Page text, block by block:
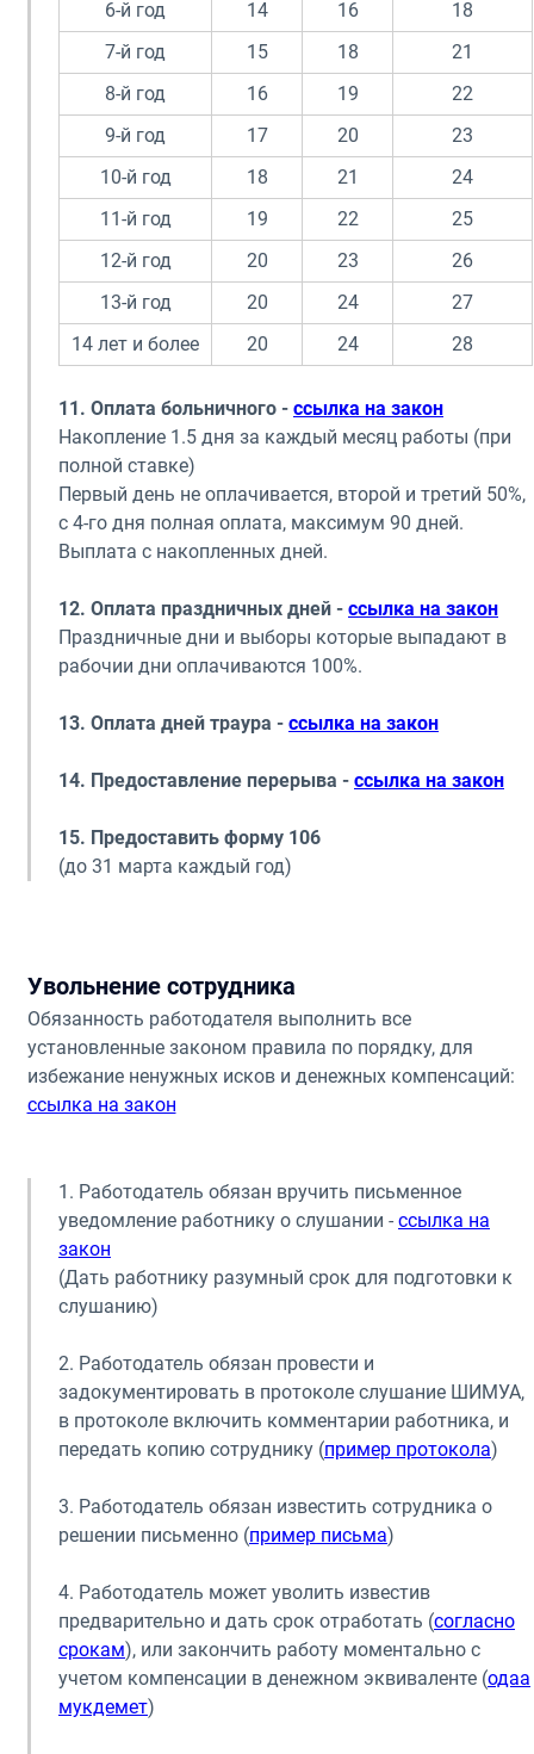
6-й год 14 16
18
7-й год
15 18
21
8-й год
16 19
22
9-й год
17 20
23
10-й год
18 21
24
11-й год
19 22
25
12-й год
20 23
26
13-й год
20 24
27
14 лет и более
20 24 28
11. Оплата больничного - ссылка на закон
Накопление 1.5 дня за каждый месяц работы (при
полной ставке)
Первый день не оплачивается, второй и третий 50%,
с 4-го дня полная оплата, максимум 90 дней.
Выплата с накопленных дней.
12. Оплата праздничных дней - ссылка на закон
Праздничные дни и выборы которые выпадают в
рабочии дни оплачиваются 100%.
13. Оплата дней траура - ссылка на закон
14. Предоставление перерыва - ссылка на закон
15. Предоставить форму 106
(до 31 марта каждый год)
Увольнение сотрудника
Обязанность работодателя выполнить все
установленные законом правила по порядку, для
избежание ненужных исков и денежных компенсаций:
ссылка на закон
1. Работодатель обязан вручить письменное
уведомление работнику о слушании - ссылка на
закон
(Дать работнику разумный срок для подготовки к
слушанию)
2. Работодатель обязан провести и
задокументировать в протоколе слушание ШИМУА,
в протоколе включить комментарии работника, и
передать копию сотруднику (пример протокола)
3. Работодатель обязан известить сотрудника о
решении письменно (пример письма)
4. Работодатель может уволить известив
предварительно и дать срок отработать (согласно
срокам), или закончить работу моментально с
учетом компенсации в денежном эквиваленте (одаа
мукдемет)